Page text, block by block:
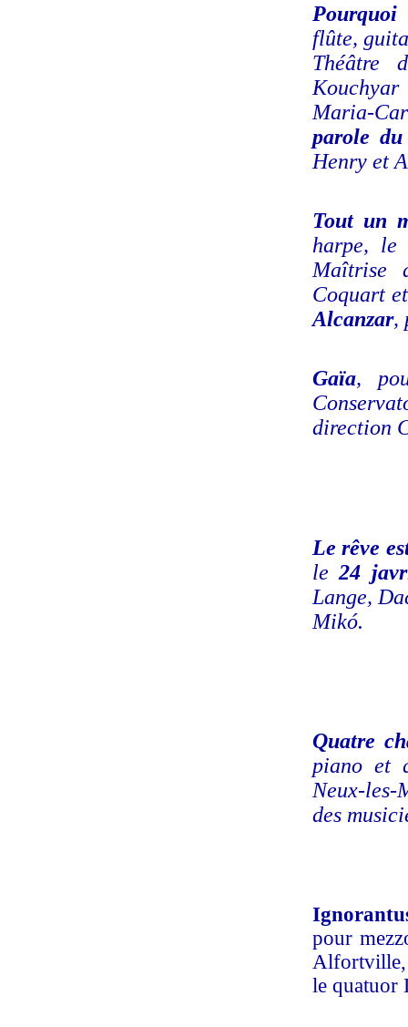
flûte,
Théâtre
Maria-
parole du
Henry et
Tout un
harpe,
Maîtrise
Coquart
Alcanzar,
Gaïa,
direction
Le rêve
le24
Lange,
Mikó.
Quatre
piano et
Neux-
des
pour
Alfortville,
le quatuor